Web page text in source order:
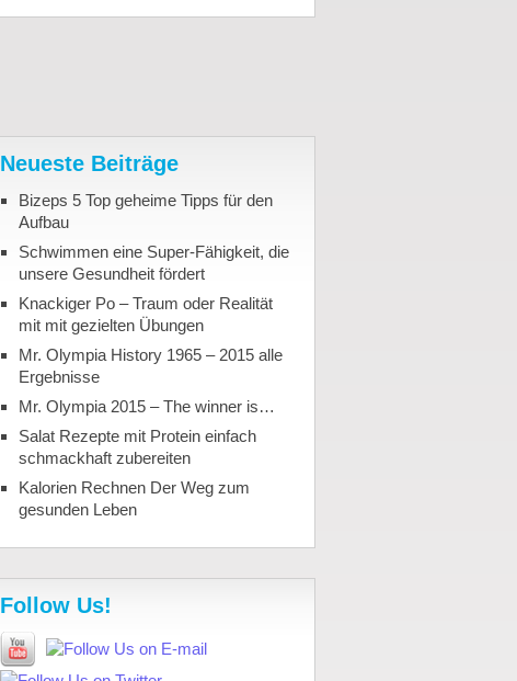
Neueste Beiträge
Bizeps 5 Top geheime Tipps für den
Aufbau
Schwimmen eine Super-Fähigkeit, die
unsere Gesundheit fördert
Knackiger Po – Traum oder Realität
mit mit gezielten Übungen
Mr. Olympia History 1965 – 2015 alle
Ergebnisse
Mr. Olympia 2015 – The winner is…
Salat Rezepte mit Protein einfach
schmackhaft zubereiten
Kalorien Rechnen Der Weg zum
gesunden Leben
Follow Us!